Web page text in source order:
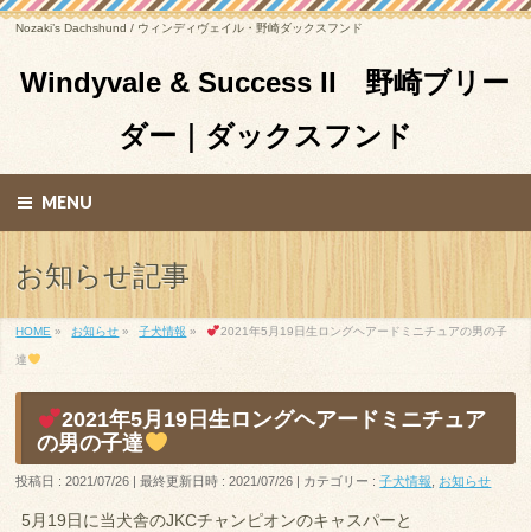
Nozaki’s Dachshund / ウィンディヴェイル・野崎ダックスフンド
Windyvale & Success II 野崎ブリー
ダー｜ダックスフンド
MENU
お知らせ記事
HOME » お知らせ » 子犬情報 » 2021年5月19日生ロングヘアードミニチュアの男の子
達
2021年5月19日生ロングヘアードミニチュア
の男の子達
投稿日 : 2021/07/26 最終更新日時 : 2021/07/26 カテゴリー :子犬情報, お知らせ
5月19日に当犬舎のJKCチャンピオンのキャスパーと